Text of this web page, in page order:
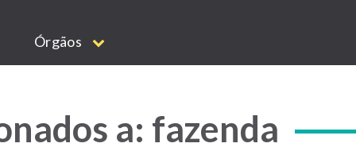
Órgãos
a: fazenda